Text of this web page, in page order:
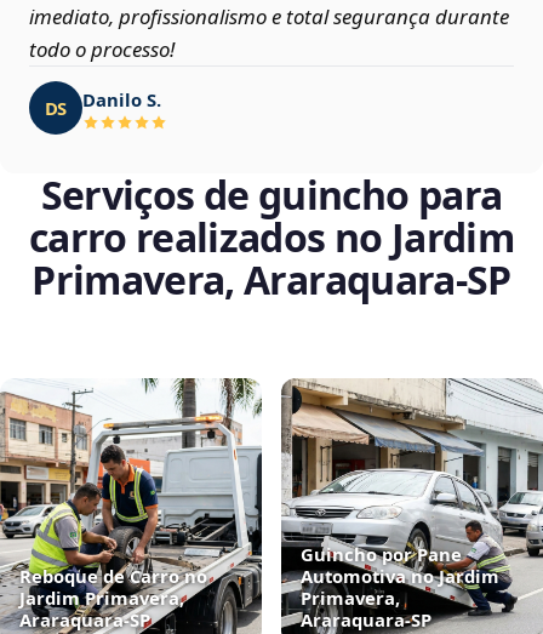
imediato, profissionalismo e total segurança durante
todo o processo!
DS Danilo S.
Serviços de guincho para
carro realizados no Jardim
Primavera, Araraquara‑SP
Reboque de Carro no
Jardim Primavera,
Araraquara‑SP
Guincho por Pane
Automotiva no Jardim
Primavera,
Araraquara‑SP